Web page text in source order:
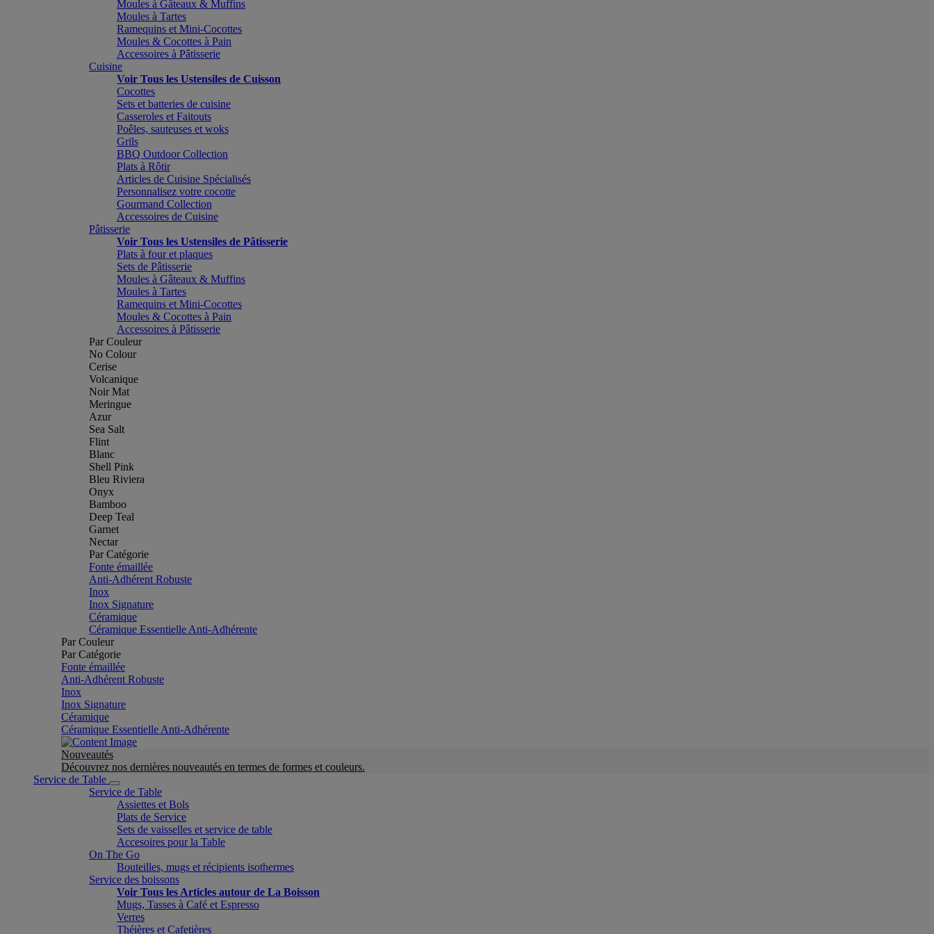
Moules à Gâteaux & Muffins
Moules à Tartes
Ramequins et Mini-Cocottes
Moules & Cocottes à Pain
Accessoires à Pâtisserie
Cuisine
Voir Tous les Ustensiles de Cuisson
Cocottes
Sets et batteries de cuisine
Casseroles et Faitouts
Poêles, sauteuses et woks
Grils
BBQ Outdoor Collection
Plats à Rôtir
Articles de Cuisine Spécialisés
Personnalisez votre cocotte
Gourmand Collection
Accessoires de Cuisine
Pâtisserie
Voir Tous les Ustensiles de Pâtisserie
Plats à four et plaques
Sets de Pâtisserie
Moules à Gâteaux & Muffins
Moules à Tartes
Ramequins et Mini-Cocottes
Moules & Cocottes à Pain
Accessoires à Pâtisserie
Par Couleur
No Colour
Cerise
Volcanique
Noir Mat
Meringue
Azur
Sea Salt
Flint
Blanc
Shell Pink
Bleu Riviera
Onyx
Bamboo
Deep Teal
Garnet
Nectar
Par Catégorie
Fonte émaillée
Anti-Adhérent Robuste
Inox
Inox Signature
Céramique
Céramique Essentielle Anti-Adhérente
Par Couleur
Par Catégorie
Fonte émaillée
Anti-Adhérent Robuste
Inox
Inox Signature
Céramique
Céramique Essentielle Anti-Adhérente
Nouveautés
Découvrez nos dernières nouveautés en termes de formes et couleurs.
Service de Table
Service de Table
Assiettes et Bols
Plats de Service
Sets de vaisselles et service de table
Accesoires pour la Table
On The Go
Bouteilles, mugs et récipients isothermes
Service des boissons
Voir Tous les Articles autour de La Boisson
Mugs, Tasses à Café et Espresso
Verres
Théières et Cafetières